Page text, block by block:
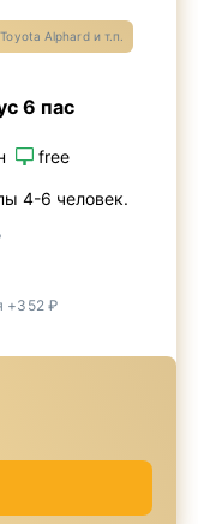
Alphard и т.п.
6 пас
free
4-6 человек.
+352 ₽